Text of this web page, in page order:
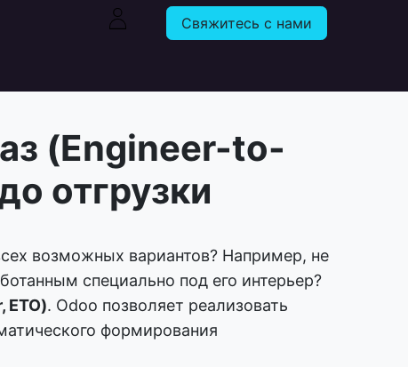
Свяжитесь с нами
(Engineer-to-
отгрузки
возможных вариантов? Например, не
специально под его интерьер?
ETO). Odoo позволяет реализовать
формирования